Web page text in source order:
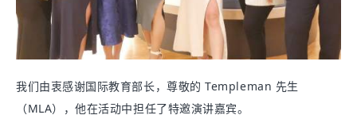
我们由衷感谢国际教育部长，尊敬的 Templeman 先生
（MLA），他在活动中担任了特邀演讲嘉宾。